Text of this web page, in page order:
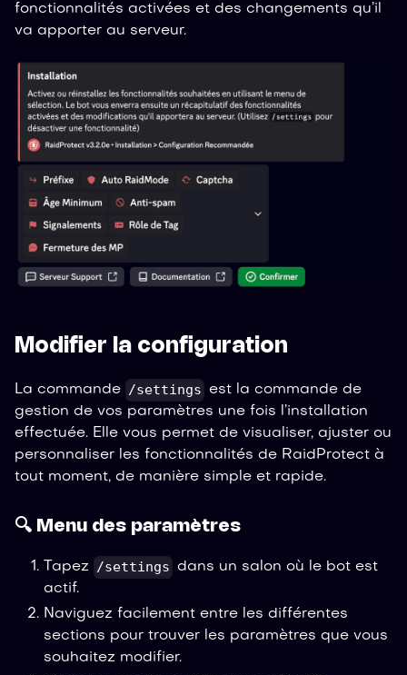
fonctionnalités activées et des changements qu’il
va apporter au serveur.
Modifier la configuration
La commande /settings est la commande de
gestion de vos paramètres une fois l’installation
effectuée. Elle vous permet de visualiser, ajuster ou
personnaliser les fonctionnalités de RaidProtect à
tout moment, de manière simple et rapide.
🔍 Menu des paramètres
Tapez /settings
dans un salon où le bot est
actif.
Naviguez facilement entre les différentes
sections pour trouver les paramètres que vous
souhaitez modifier.